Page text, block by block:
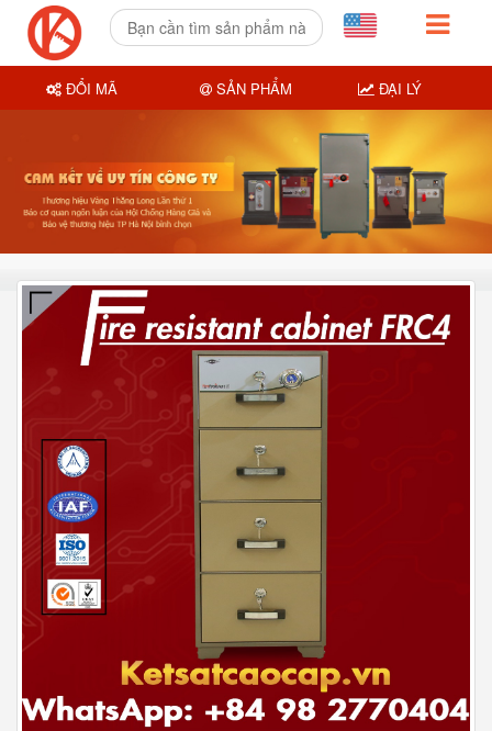
ĐỔI MÃ SẢN PHẨM ĐẠI LÝ